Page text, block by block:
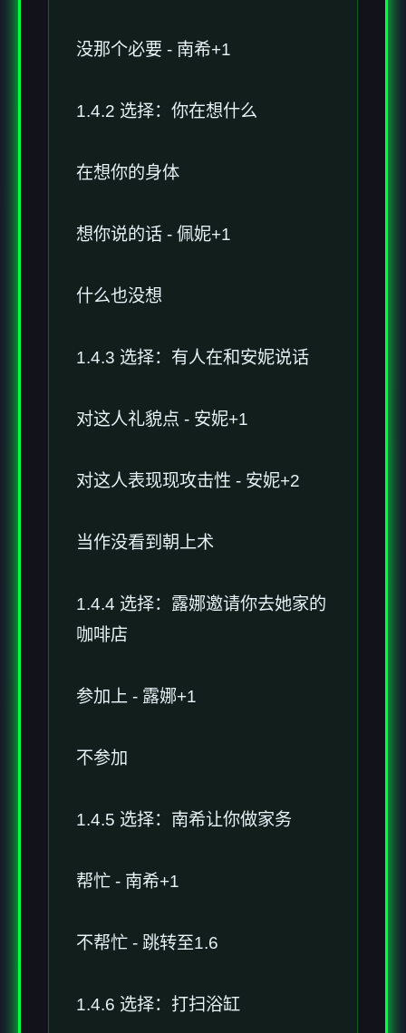
没那个必要 - 南希+1
1.4.2 选择：你在想什么
在想你的身体
想你说的话 - 佩妮+1
什么也没想
1.4.3 选择：有人在和安妮说话
对这人礼貌点 - 安妮+1
对这人表现现攻击性 - 安妮+2
当作没看到朝上术
1.4.4 选择：露娜邀请你去她家的
咖啡店
参加上 - 露娜+1
不参加
1.4.5 选择：南希让你做家务
帮忙 - 南希+1
不帮忙 - 跳转至1.6
1.4.6 选择：打扫浴缸